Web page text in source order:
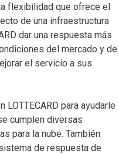
flexibilidad que ofrece el
de una infraestructura
dar una respuesta más
del mercado y de
el servicio a sus
para ayudarle
cumplen diversas
para la nube. También
de respuesta de